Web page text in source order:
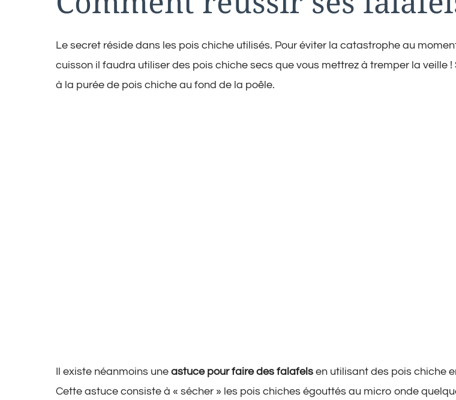
Le secret réside dans les pois chiche utilisés. Pour éviter la catastrophe au
cuisson il faudra utiliser des pois chiche secs que vous mettrez à tremper la veille !
à la purée de pois chiche au fond de la poêle.
Il existe néanmoins une astuce pour faire des falafels en utilisant des pois chiche
Cette astuce consiste à « sécher » les pois chiches égouttés au micro onde